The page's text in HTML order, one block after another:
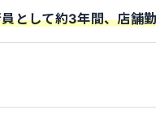
として約3年間、店舗